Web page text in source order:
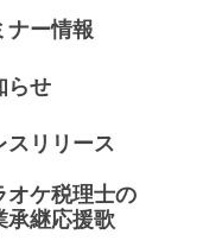
ナー情報
らせ
スリリース
オケ税理士の
承継応援歌